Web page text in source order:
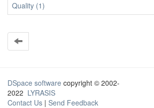
Quality (1)
DSpace software copyright © 2002-
2022 LYRASIS
Contact Us | Send Feedback